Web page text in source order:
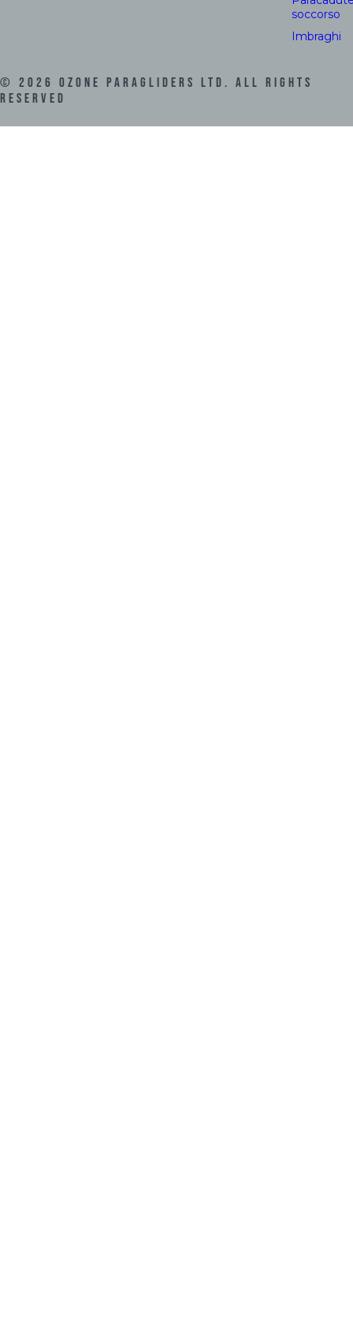
soccorso
Imbraghi
© 2026 Ozone Paragliders LTD. All Rights
Reserved